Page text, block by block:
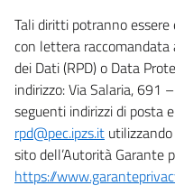
Tali diritti potranno
con lettera raccomandata
dei Dati (RPD) o Data
indirizzo: Via Salaria, 691
seguenti indirizzi di posta
rpd@pec.ipzs.it
sito dell’Autorità Garante
https://